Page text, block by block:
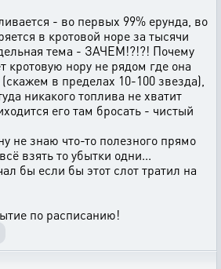
- во первых 99% ерунда, во
в кротовой норе за тысячи
тема - ЗАЧЕМ!?!?! Почему
кротовую нору не рядом где она
в пределах 10-100 звезда),
никакого топлива не хватит
его там бросать - чистый
не знаю что-то полезного прямо
взять то убытки одни...
бы если бы этот слот тратил на
по расписанию!